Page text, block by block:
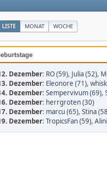
LISTE MONAT WOCHE
Dezember: RO (59), Julia (52),
Dezember: Eleonore (71),
Dezember: Sempervivum (69),
Dezember: herrgroten (30)
Dezember: marcu (65), Stina
Dezember: TropicsFan (59),